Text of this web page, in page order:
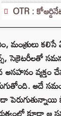
OTR :
మంత్రులు
సెక్రెటరీలతో
అసహనం వ్యక్తం
అదే